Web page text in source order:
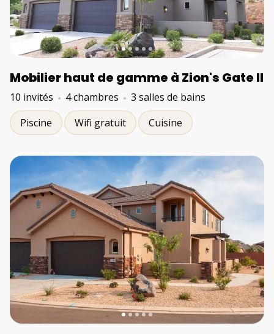
Mobilier haut de gamme à Zion's Gate II
10 invités 4 chambres
3 salles de bains
Piscine
Wifi gratuit Cuisine